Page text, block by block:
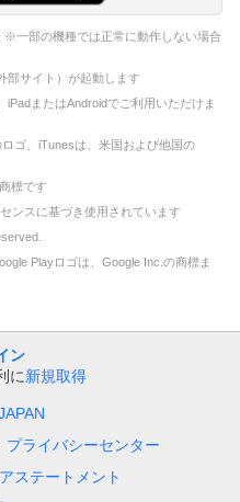
※一部の機種では正常に動作しない場合
部サイト）が起動します
またはAndroidでご利用いただけま
ゴ、iTunesは、米国および他国の
標です
ンスに基づき使用されています
Playロゴは、Google Inc.の商標ま
ン
に新規取得
プライバシーセンター
ステートメント